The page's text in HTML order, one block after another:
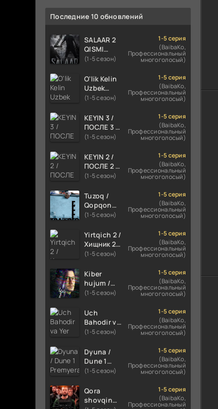
Последние 10 обновлений
SALAAR 2
QISMI
UZBEK
HIND KINO
2024
TARJIMA
Skachat
(1-5 сезон)
1-5 серия
(BaibaKo,
Профессиональный
многоголосый)
O'lik Kelin
Uzbek
tilida 2023
Tarjima
kino
skachat
(1-5 сезон)
1-5 серия
(BaibaKo,
Профессиональный
многоголосый)
KEYIN 3 /
ПОСЛЕ 3 /
AFTER 3
FILM
UZBEK
TILIDA
TARJIMA
FILM HD
(1-5 сезон)
1-5 серия
(BaibaKo,
Профессиональный
многоголосый)
KEYIN 2 /
ПОСЛЕ 2 /
AFTER 2
FILM
UZBEK
TILIDA
TARJIMA
FILM HD
(1-5 сезон)
1-5 серия
(BaibaKo,
Профессиональный
многоголосый)
Tuzoq /
Qopqon
Hind
2016 Uzbek
tilida
tarjima film
(1-5 сезон)
1-5 серия
(BaibaKo,
Профессиональный
многоголосый)
Yirtqich 2 /
Хищник 2
Xishnik
tilida 2018-
2024
O'zbekcha
kino HD
Skachat
(1-5 сезон)
1-5 серия
(BaibaKo,
Профессиональный
многоголосый)
Kiber
hujum /
Kiber
Kiber ataka
Xitoy filmi
Uzbek
O'zbekcha
(2023-
2025)
tarjima
skachat
(1-5 сезон)
1-5 серия
(BaibaKo,
Профессиональный
многоголосый)
Uch
Bahodir va
Yer markazi
tilida
Multfilm
2025
skachat
(1-5 сезон)
1-5 серия
(BaibaKo,
Профессиональный
многоголосый)
Dyuna /
Dune 1
Premyera
tilida 2021
O'zbekcha
(1-5 сезон)
1-5 серия
(BaibaKo,
Профессиональный
многоголосый)
Qora
shovqin
1-5 серия
(BaibaKo,
Профессиональный